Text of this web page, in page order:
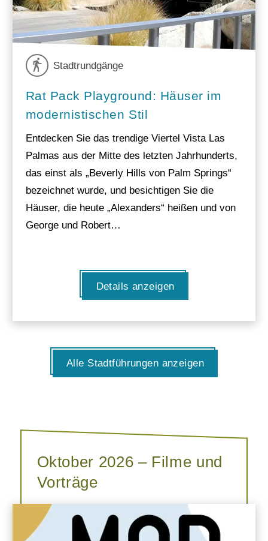
Stadtrundgänge
Rat Pack Playground: Häuser im
modernistischen Stil
Entdecken Sie das trendige Viertel Vista Las
Palmas aus der Mitte des letzten Jahrhunderts,
das einst als „Beverly Hills von Palm Springs“
bezeichnet wurde, und besichtigen Sie die
Häuser, die heute „Alexanders“ heißen und von
George und Robert…
Details anzeigen
Alle Stadtführungen anzeigen
Oktober 2026 – Filme und
Vorträge